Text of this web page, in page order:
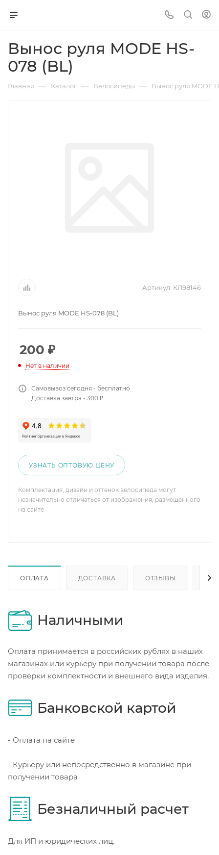
Вынос руля MODE HS-
078 (BL)
Главная — Каталог — Велосипеды — Вынос руля MODE
Артикул: КЛ98146
Вынос руля MODE HS-078 (BL)
200 ₽
Нет в наличии
Самовывоз сегодня - бесплатно
Доставка завтра - 300 ₽
УЗНАТЬ ОПТОВУЮ ЦЕНУ
Комплектация, дизайн и оттенок велосипеда могут
незначительно отличаться от изображения, размещенного
на сайте
ОПЛАТА ДОСТАВКА ОТЗЫВЫ
Наличными
Оплата принимается в российских рублях в наших
магазинах или курьеру при получении товара после
проверки комплектности и внешнего вида изделия.
Банковской картой
- Оплата на сайте
- Курьеру или непосредственно в магазине при
получении товара
Безналичный расчет
Для ИП и юридических лиц.